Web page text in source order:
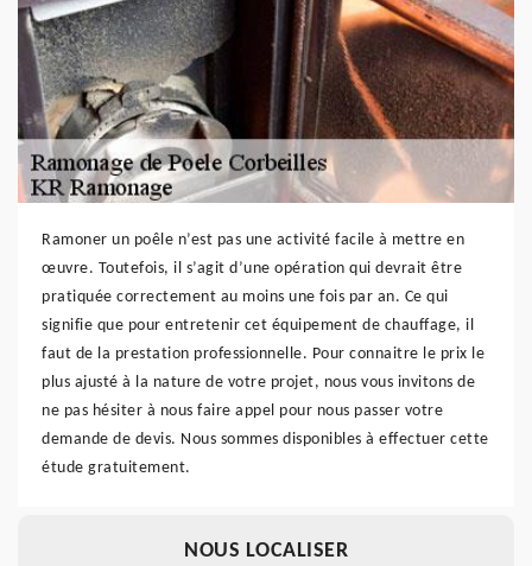
Ramoner un poêle n’est pas une activité facile à mettre en
œuvre. Toutefois, il s’agit d’une opération qui devrait être
pratiquée correctement au moins une fois par an. Ce qui
signifie que pour entretenir cet équipement de chauffage, il
faut de la prestation professionnelle. Pour connaitre le prix le
plus ajusté à la nature de votre projet, nous vous invitons de
ne pas hésiter à nous faire appel pour nous passer votre
demande de devis. Nous sommes disponibles à effectuer cette
étude gratuitement.
NOUS LOCALISER